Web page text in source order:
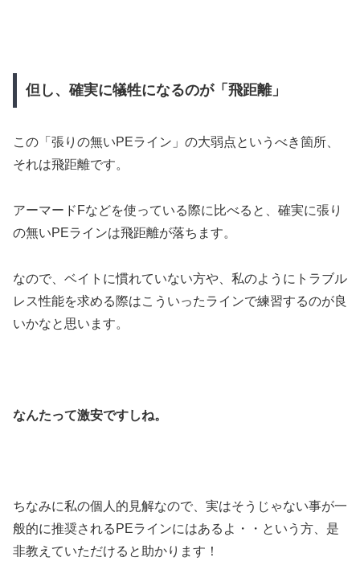
但し、確実に犠牲になるのが「飛距離」
この「張りの無いPEライン」の大弱点というべき箇所、
それは飛距離です。
アーマードFなどを使っている際に比べると、確実に張り
の無いPEラインは飛距離が落ちます。
なので、ベイトに慣れていない方や、私のようにトラブル
レス性能を求める際はこういったラインで練習するのが良
いかなと思います。
なんたって激安ですしね。
ちなみに私の個人的見解なので、実はそうじゃない事が一
般的に推奨されるPEラインにはあるよ・・という方、是
非教えていただけると助かります！